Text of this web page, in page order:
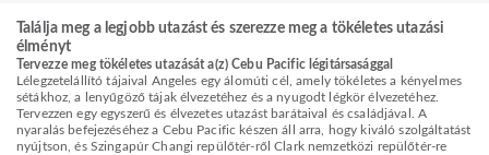
Találja meg a legjobb utazást és szerezze meg a tökéletes utazási
élményt
Tervezze meg tökéletes utazását a(z) Cebu Pacific légitársasággal
Lélegzetelállító tájaival Angeles egy álomúti cél, amely tökéletes a kényelmes
sétákhoz, a lenyűgöző tájak élvezetéhez és a nyugodt légkör élvezetéhez.
Tervezzen egy egyszerű és élvezetes utazást barátaival és családjával. A
nyaralás befejezéséhez a Cebu Pacific készen áll arra, hogy kiváló szolgáltatást
nyújtson, és Szingapúr Changi repülőtér-ről Clark nemzetközi repülőtér-re